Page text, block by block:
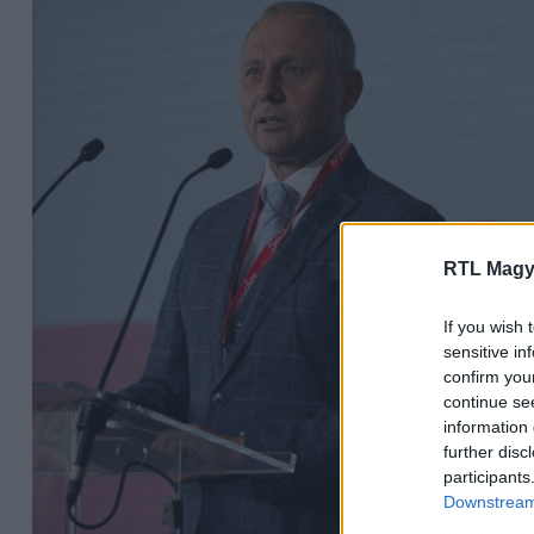
RTL
If you wish
sensitive
confirm
continue
information
further